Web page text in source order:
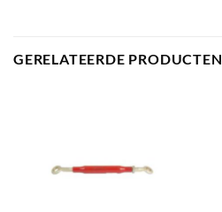
GERELATEERDE PRODUCTEN